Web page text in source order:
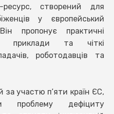
ресурс, створений для
у європейський
пропонує практичні
приклади та чіткі
роботодавців та
за участю п’яти країн ЄС,
проблему дефіциту